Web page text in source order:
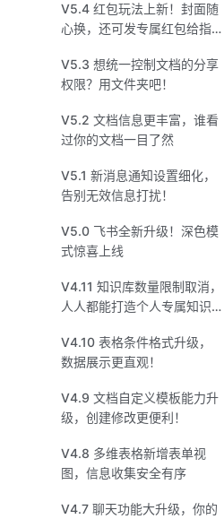
V5.4 红包玩法上新！封面随
心换，还可发专属红包给指
V5.3 想统一控制文档的分享
权限？用文件夹吧！
V5.2 文档信息更丰富，谁看
过你的文档一目了然
V5.1 新消息通知设置细化，
告别无效信息打扰！
V5.0 飞书全新升级！深色模
式惊喜上线
V4.11 知识库数量限制取消，
人人都能打造个人专属知识
V4.10 表格条件格式升级，
数据展示更直观！
V4.9 文档自定义模板能力升
级，创建修改更便利！
V4.8 多维表格新增表单视
图，信息收集安全有序
V4.7 聊天功能大升级，你的